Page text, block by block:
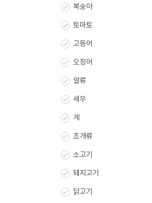
복숭아
토마토
고등어
오징어
알류
새우
게
조개류
소고기
돼지고기
닭고기